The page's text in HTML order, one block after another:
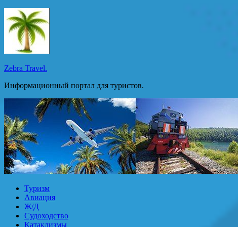
Перейти
к
содержимому
Zebra Travel.
Информационный портал для туристов.
Туризм
Авиация
Ж/Д
Судоходство
Катаклизмы